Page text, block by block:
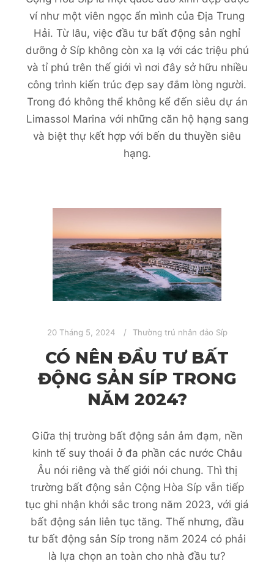
ví như một viên ngọc ẩn mình của Địa Trung
Hải. Từ lâu, việc đầu tư bất động sản nghỉ
dưỡng ở Síp không còn xa lạ với các triệu phú
và tỉ phú trên thế giới vì nơi đây sở hữu nhiều
công trình kiến trúc đẹp say đắm lòng người.
Trong đó không thể không kể đến siêu dự án
Limassol Marina với những căn hộ hạng sang
và biệt thự kết hợp với bến du thuyền siêu
hạng.
20 Tháng 5, 2024 Thường trú nhân đảo Síp
ĐỘNG SẢN SÍP TRONG
NĂM 2024?
Giữa thị trường bất động sản ảm đạm, nền
kinh tế suy thoái ở đa phần các nước Châu
Âu nói riêng và thế giới nói chung. Thì thị
trường bất động sản Cộng Hòa Síp vẫn tiếp
tục ghi nhận khởi sắc trong năm 2023, với giá